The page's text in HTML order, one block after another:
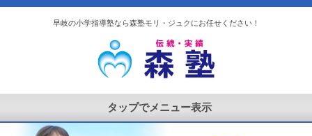
早岐の小学指導塾なら森塾モリ・ジュクにお任せください！